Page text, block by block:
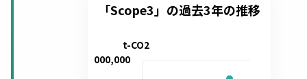
「Scope3」の過去3年の推移
2,000,000
t-CO2